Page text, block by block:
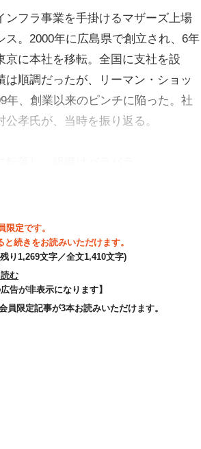
フラ事業を手掛けるマザーズ上場
ス。2000年に広島県で創立され、6年
京に本社を移転。全国に支社を設
は順調だったが、リーマン・ショッ
年、創業以来のピンチに陥った。社
公孝氏が、当時を振り返る。
限定です。
と続きをお読みいただけます。
り1,269文字／全文1,410文字)
む
告が非表示になります】
員限定記事が3本お読みいただけます。